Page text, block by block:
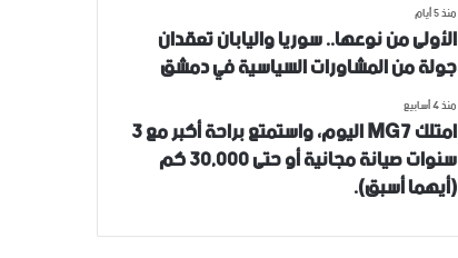
منذ 5 أيام
الأولى من نوعها.. سوريا واليابان تعقدان
جولة من المشاورات السياسية في دمشق
منذ 4 أسابيع
امتلك MG7 اليوم، واستمتع براحة أكبر مع 3
سنوات صيانة مجانية أو حتى 30,000 كم
(أيهما أسبق).